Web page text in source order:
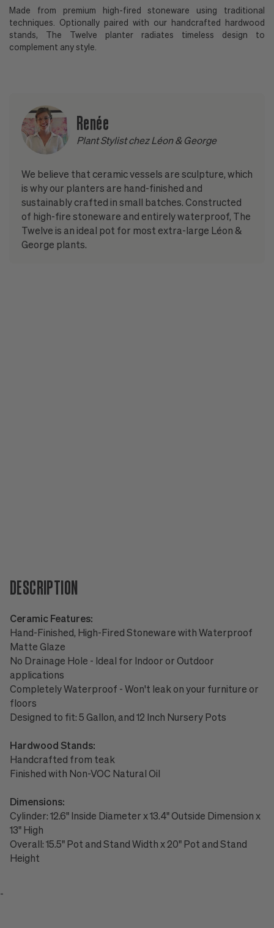
Made from premium high-fired stoneware using traditional
techniques. Optionally paired with our handcrafted hardwood
stands, The Twelve planter radiates timeless design to
complement any style.
Renée
Plant Stylist chez Léon & George
We believe that ceramic vessels are sculpture, which
is why our planters are hand-finished and
sustainably crafted in small batches. Constructed
of high-fire stoneware and entirely waterproof, The
Twelve is an ideal pot for most extra-large Léon &
George plants.
DESCRIPTION
Ceramic Features:
Hand-Finished, High-Fired Stoneware with Waterproof
Matte Glaze
No Drainage Hole - Ideal for Indoor or Outdoor
applications
Completely Waterproof - Won't leak on your furniture or
floors
Designed to fit: 5 Gallon, and 12 Inch Nursery Pots
Hardwood Stands:
Handcrafted from teak
Finished with Non-VOC Natural Oil
Dimensions:
Cylinder: 12.6" Inside Diameter x 13.4" Outside Dimension x
13" High
Overall: 15.5" Pot and Stand Width x 20" Pot and Stand
Height
-